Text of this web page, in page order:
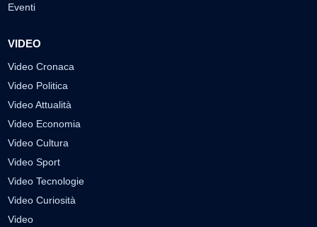
Eventi
VIDEO
Video Cronaca
Video Politica
Video Attualità
Video Economia
Video Cultura
Video Sport
Video Tecnologie
Video Curiosità
Video